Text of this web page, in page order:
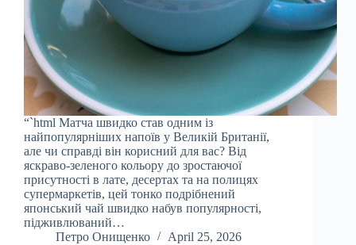
“`html Матча швидко став одним із
найпопулярніших напоїв у Великій Британії,
але чи справді він корисний для вас? Від
яскраво-зеленого кольору до зростаючої
присутності в лате, десертах та на полицях
супермаркетів, цей тонко подрібнений
японський чай швидко набув популярності,
підживлюваний…
Петро Онищенко
April 25, 2026